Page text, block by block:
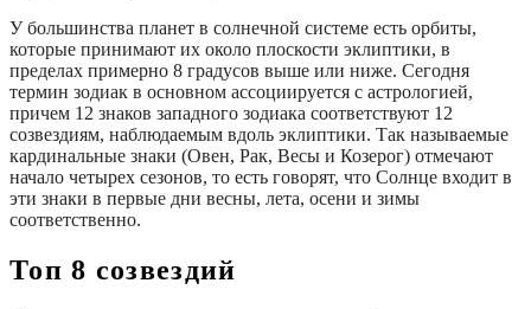
У большинства планет в солнечной системе есть орбиты,
которые принимают их около плоскости эклиптики, в
пределах примерно 8 градусов выше или ниже. Сегодня
термин зодиак в основном ассоциируется с астрологией,
причем 12 знаков западного зодиака соответствуют 12
созвездиям, наблюдаемым вдоль эклиптики. Так называемые
кардинальные знаки (Овен, Рак, Весы и Козерог) отмечают
начало четырех сезонов, то есть говорят, что Солнце входит в
эти знаки в первые дни весны, лета, осени и зимы
соответственно.
Топ 8 созвездий